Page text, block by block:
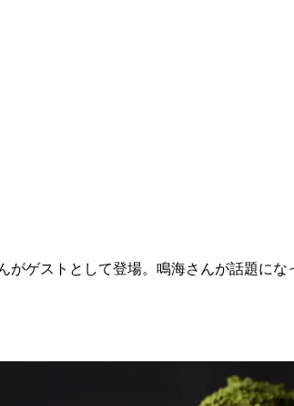
ゲストとして登場。鳴海さんが話題に